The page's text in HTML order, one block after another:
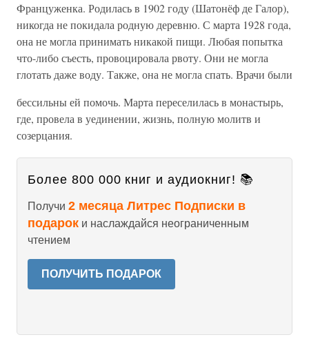
Француженка. Родилась в 1902 году (Шатонёф де Галор),
никогда не покидала родную деревню. С марта 1928 года,
она не могла принимать никакой пищи. Любая попытка
что-либо съесть, провоцировала рвоту. Они не могла
глотать даже воду. Также, она не могла спать. Врачи были
бессильны ей помочь. Марта переселилась в монастырь,
где, провела в уединении, жизнь, полную молитв и
созерцания.
Более 800 000 книг и аудиокниг! 📚
Получи 2 месяца Литрес Подписки в
подарок и наслаждайся неограниченным
чтением
ПОЛУЧИТЬ ПОДАРОК